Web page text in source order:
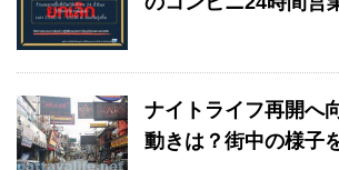
ナイトライフ再開へ
動きは？街中の様子